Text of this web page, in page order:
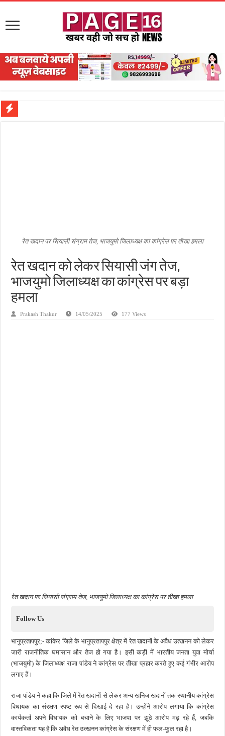
जन सहयोग और पूर्व सैनिकों ने चलाया दूध नदी स्वच्छता अभियान, भारी मात्रा में कचरा हटाया
चिल्ड्रन्स पार्क के जीर्णोद्धार के लिए आगे आई ‘जन सहयोग’, स्वच्छता अभियान से बदली तस्वीर
रेत खदान पर सियासी संग्राम तेज, भाजयुमो जिलाध्यक्ष का कांग्रेस पर तीखा हमला
रेत खदान को लेकर सियासी जंग तेज,
भाजयुमो जिलाध्यक्ष का कांग्रेस पर बड़ा
हमला
Prakash Thakur 14/05/2025 177 Views
रेत खदान पर सियासी संग्राम तेज, भाजयुमो जिलाध्यक्ष का कांग्रेस पर तीखा हमला
Follow Us
भानुप्रतापपुर;- कांकेर जिले के भानुप्रतापपुर क्षेत्र में रेत खदानों के अवैध उत्खनन को लेकर
जारी राजनीतिक घमासान और तेज हो गया है। इसी कड़ी में भारतीय जनता युवा मोर्चा
(भाजयुमो) के जिलाध्यक्ष राजा पांडेय ने कांग्रेस पर तीखा प्रहार करते हुए कई गंभीर आरोप
लगाए हैं।
राजा पांडेय ने कहा कि जिले में रेत खदानों से लेकर अन्य खनिज खदानों तक स्थानीय कांग्रेस
विधायक का संरक्षण स्पष्ट रूप से दिखाई दे रहा है। उन्होंने आरोप लगाया कि कांग्रेस
कार्यकर्ता अपने विधायक को बचाने के लिए भाजपा पर झूठे आरोप मढ़ रहे हैं, जबकि
वास्तविकता यह है कि अवैध रेत उत्खनन कांग्रेस के संरक्षण में ही फल-फूल रहा है।